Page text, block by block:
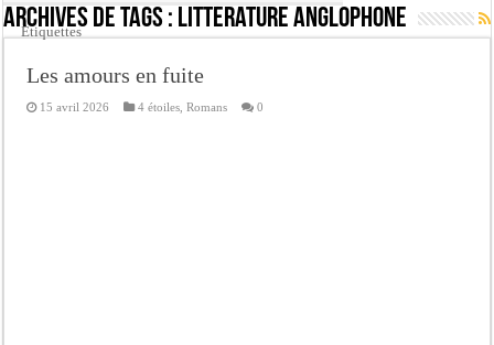
Archives de tags : littérature anglophone
Les amours en fuite
15 avril 2026 4 étoiles ,Romans 0
Etiquettes